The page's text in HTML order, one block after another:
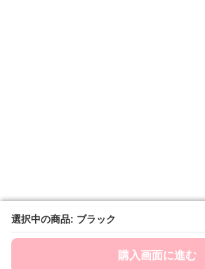
選択中の商品: ブラック
購入画面に進む
選択中の商品: ブラック
購入画面に進む